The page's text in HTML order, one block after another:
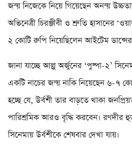
জন্য় নিজেকে নিয়ে গিয়েছেন অনন্য় উচ্চতায়।
অভিনেত্রী চিরঞ্জীবী ও শ্রুতি হাসানের
২ কোটি রুপি নিয়েছিলেন আইটেম
জানা যাচ্ছে আল্লু অর্জুনের ‘পুষ্পা-২’
একটি নাচের জন্য় নাকি নিয়েছেন ৬-৭
হচ্ছে যে, উর্বশী তার বাড়তে থাকা
পারিশ্রমিক আরও বৃদ্ধি করবেন। রণদীর
সিনেমায় উর্বশীকে শেষবার দেখা যায়।